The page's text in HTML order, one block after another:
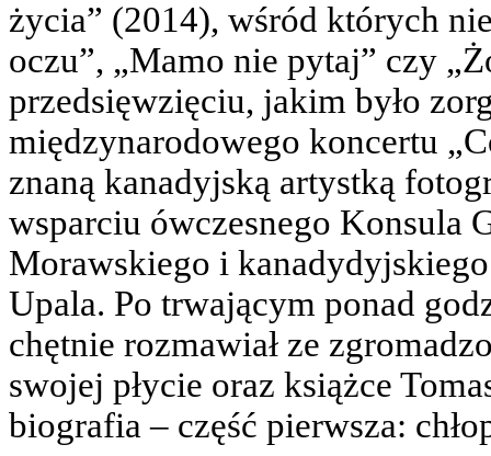
życia” (2014), wśród których
oczu”, „Mamo nie pytaj” czy
przedsięwzięciu, jakim było
międzynarodowego koncertu
znaną kanadyjską artystką
wsparciu ówczesnego Konsula
Morawskiego i
Upala. Po trwającym ponad
chętnie rozmawiał ze
swojej płycie oraz książce
biografia – część pierwsza: